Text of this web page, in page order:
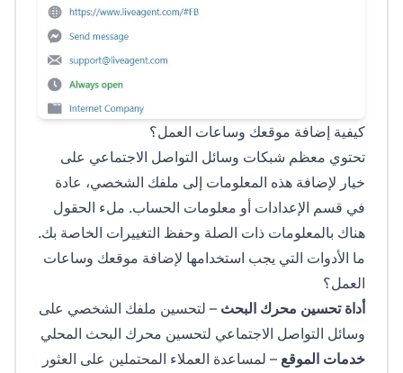
كيفية إضافة موقعك وساعات العمل؟
تحتوي معظم شبكات وسائل التواصل الاجتماعي على
خيار لإضافة هذه المعلومات إلى ملفك الشخصي، عادة
في قسم الإعدادات أو معلومات الحساب. ملء الحقول
هناك بالمعلومات ذات الصلة وحفظ التغييرات الخاصة بك.
ما الأدوات التي يجب استخدامها لإضافة موقعك وساعات
العمل؟
أداة تحسين محرك البحث – لتحسين ملفك الشخصي على
وسائل التواصل الاجتماعي لتحسين محرك البحث المحلي
خدمات الموقع – لمساعدة العملاء المحتملين على العثور